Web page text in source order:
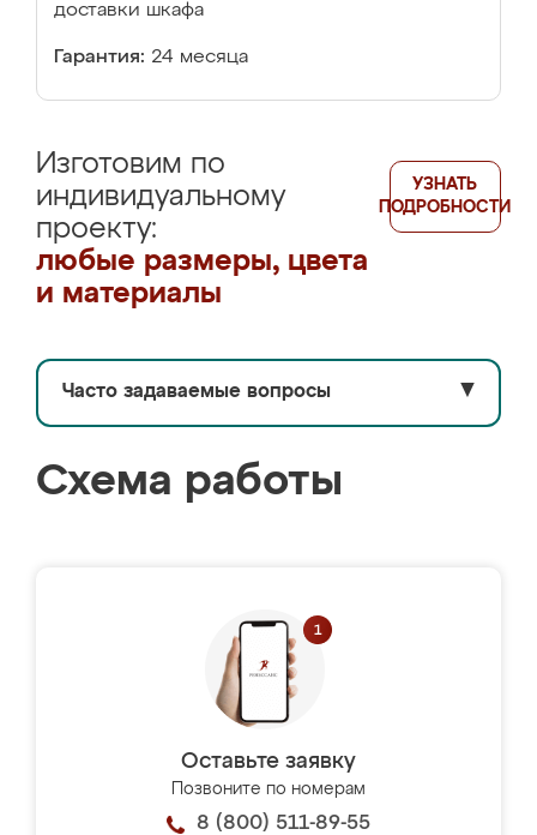
доставки шкафа
Гарантия: 24 месяца
Изготовим по
индивидуальному
проекту:
любые размеры, цвета
и материалы
УЗНАТЬ
ПОДРОБНОСТИ
Часто задаваемые вопросы ▼
Схема работы
Оставьте заявку
Позвоните по номерам
8 (800) 511-89-55